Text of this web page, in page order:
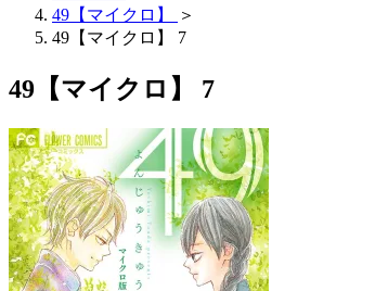
49【マイクロ】
＞
49【マイクロ】 7
49【マイクロ】 7